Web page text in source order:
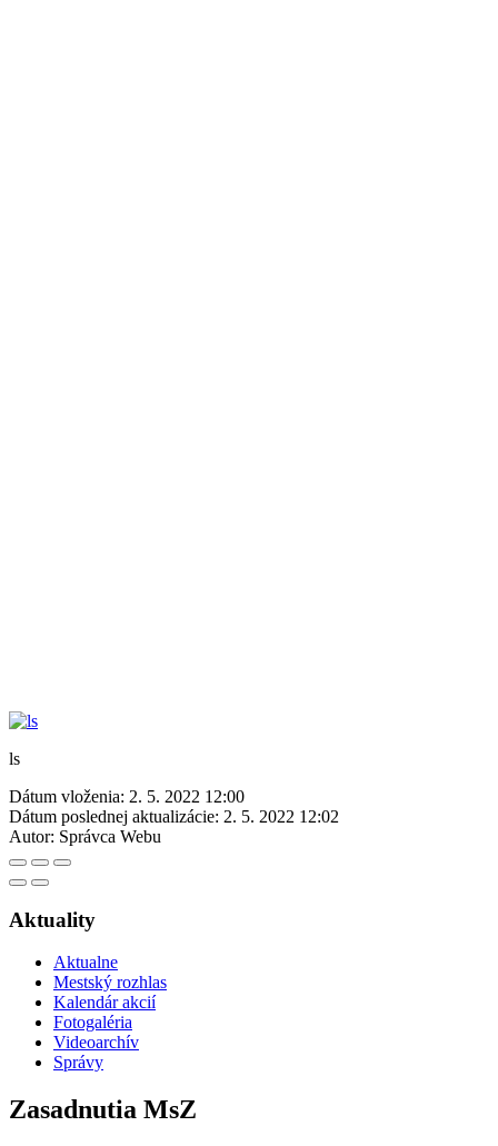
ls
Dátum vloženia: 2. 5. 2022 12:00
Dátum poslednej aktualizácie: 2. 5. 2022 12:02
Autor: Správca Webu
Aktuality
Aktualne
Mestský rozhlas
Kalendár akcií
Fotogaléria
Videoarchív
Správy
Zasadnutia MsZ